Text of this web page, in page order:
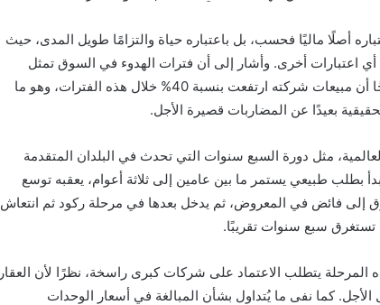
أصلًا ماليًا فحسب، بل باعتباره حياة والتزامًا طويل المدى، حيث
أي اعتبارات أخرى. وأشار إلى أن فترات الهدوء في السوق تمثل
اختبارًا حقيقيًا للمستثمرين الجادين، موضحًا أن مبيعات شركته ارتفعت بنسبة 40% خلال هذه الفترات، وهو ما
بعيدًا عن المضاربات قصيرة الأجل.
مثل دورة السبع سنوات التي تحدث في البلدان المتقدمة
بطلب طبيعي يستمر ما بين عامين إلى ثلاثة أعوام، يعقبه توسع
إلى فائض في المعروض، ثم يدخل بعدها في مرحلة ركود ثم انتعاش
تستغرق سبع سنوات تقريبًا.
يتطلب الاعتماد على شركات كبرى راسخة، نظرًا لأن العقار
كما نفى ما يُتداول بشأن المبالغة في أسعار الوحدات